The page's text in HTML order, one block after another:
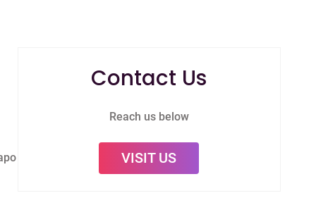
Contact Us
Reach us below
VISIT US